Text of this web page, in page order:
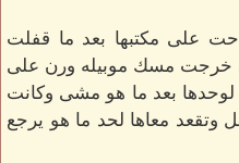
على مكتبها بعد ما قفلت
خرجت مسك موبيله ورن على
لوحدها بعد ما هو مشى وكانت
وتقعد معاها لحد ما هو يرجع